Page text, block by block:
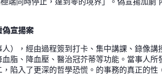
偽宣揚案
），經由過程簽到打卡、集中講課、錄像
脂、降血壓、醫治冠芥蒂等功能。當事人
陷入了更深的哲學恐慌。的事務的真正的性